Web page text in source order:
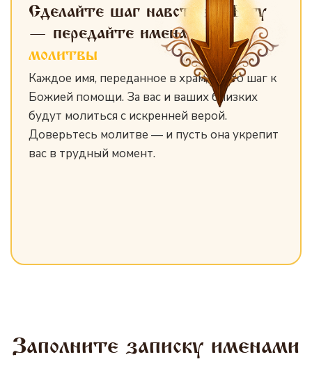
Сделайте шаг навстречу Богу
— передайте именадля
молитвы
Каждое имя, переданное в храм, — это шаг к
Божией помощи. За вас и ваших близких
будут молиться с искренней верой.
Доверьтесь молитве — и пусть она укрепит
вас в трудный момент.
Заполните записку именами